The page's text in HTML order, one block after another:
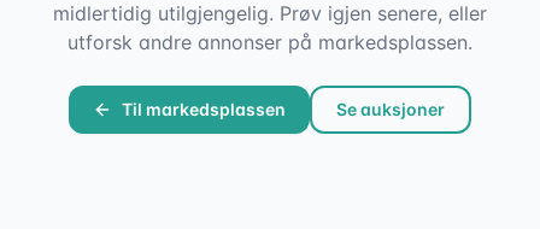
midlertidig utilgjengelig. Prøv igjen senere, eller
utforsk andre annonser på markedsplassen.
Til markedsplassen Se auksjoner